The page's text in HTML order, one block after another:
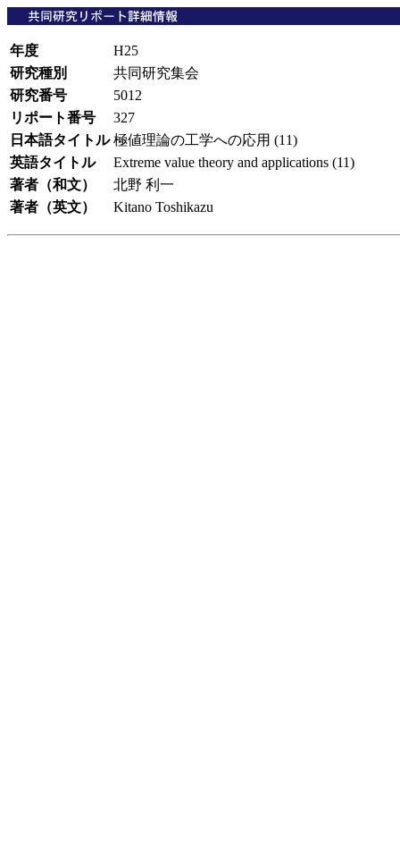
年度
H25
研究種別
共同研究集会
研究番号
5012
リポート番号
327
日本語タイトル 極値理論の工学への応用 (11)
英語タイトル
Extreme value theory and applications (11)
著者（和文）
北野 利一
著者（英文）
Kitano Toshikazu